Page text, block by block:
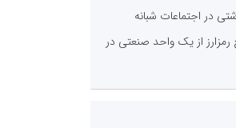
در اجتماعات شبانه
رمزارز از یک واحد صنعتی در